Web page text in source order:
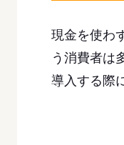
現金を使わ
う消費者は
導入する際